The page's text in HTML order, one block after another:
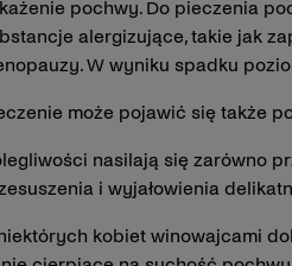
pochwy. Do pieczenia
alergizujące, takie jak
W wyniku spadku
może pojawić się także
nasilają się zarówno
i wyjałowienia
kobiet winowajcami